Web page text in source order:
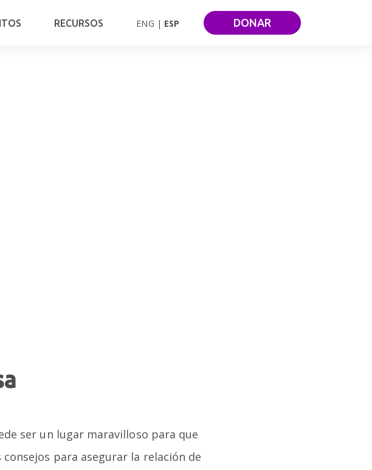
RECURSOS ENG ESP DONAR
ser un lugar maravilloso para que
para asegurar la relación de